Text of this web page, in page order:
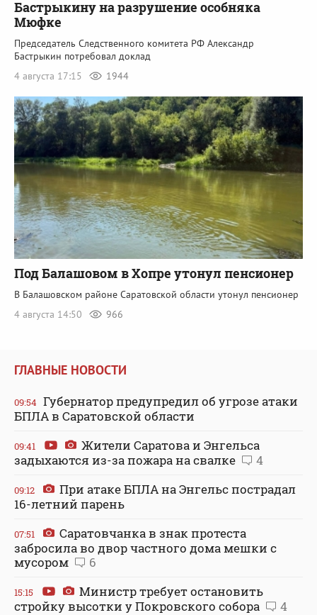
Бастрыкину на разрушение особняка
Мюфке
Председатель Следственного комитета РФ Александр
Бастрыкин потребовал доклад
4 августа 17:15
1944
Под Балашовом в Хопре утонул пенсионер
В Балашовском районе Саратовской области утонул пенсионер
4 августа 14:50
966
ГЛАВНЫЕ НОВОСТИ
09:54 Губернатор предупредил об угрозе атаки
БПЛА в Саратовской области
09:41
Жители Саратова и Энгельса
задыхаются из-за пожара на свалке
4
09:12
При атаке БПЛА на Энгельс пострадал
16-летний парень
07:51
Саратовчанка в знак протеста
забросила во двор частного дома мешки с
мусором
6
15:15
Министр требует остановить
стройку высотки у Покровского собора
4